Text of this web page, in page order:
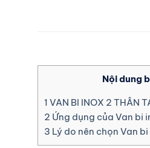
Nội dung
1 VAN BI INOX 2 THÂN
2 Ứng dụng của Van bi
3 Lý do nên chọn Van